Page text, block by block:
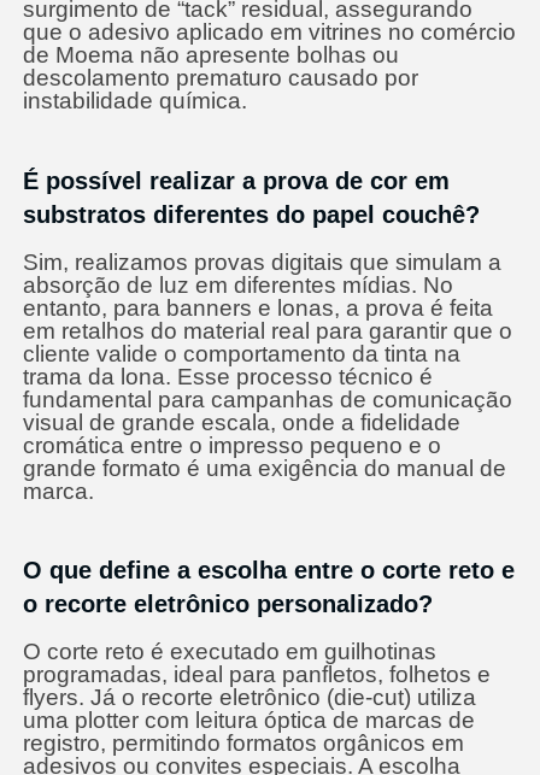
surgimento de “tack” residual, assegurando
que o adesivo aplicado em vitrines no comércio
de Moema não apresente bolhas ou
descolamento prematuro causado por
instabilidade química.
É possível realizar a prova de cor em
substratos diferentes do papel couchê?
Sim, realizamos provas digitais que simulam a
absorção de luz em diferentes mídias. No
entanto, para banners e lonas, a prova é feita
em retalhos do material real para garantir que o
cliente valide o comportamento da tinta na
trama da lona. Esse processo técnico é
fundamental para campanhas de comunicação
visual de grande escala, onde a fidelidade
cromática entre o impresso pequeno e o
grande formato é uma exigência do manual de
marca.
O que define a escolha entre o corte reto e
o recorte eletrônico personalizado?
O corte reto é executado em guilhotinas
programadas, ideal para panfletos, folhetos e
flyers. Já o recorte eletrônico (die-cut) utiliza
uma plotter com leitura óptica de marcas de
registro, permitindo formatos orgânicos em
adesivos ou convites especiais. A escolha